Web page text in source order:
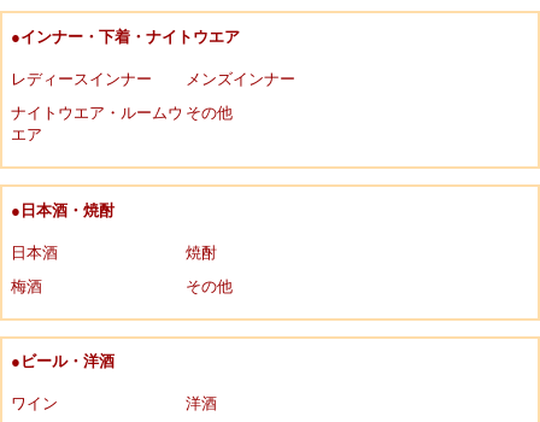
●インナー・下着・ナイトウエア
レディースインナー
メンズインナー
ナイトウエア・ルームウ
エア
その他
●日本酒・焼酎
日本酒
焼酎
梅酒
その他
●ビール・洋酒
ワイン
洋酒